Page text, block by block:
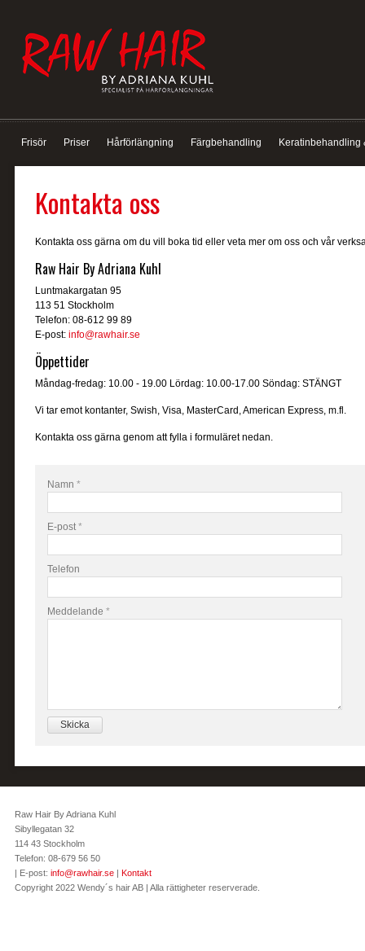
Frisör Priser Hårförlängning Färgbehandling Keratinbehandling
Kontakta oss
Kontakta oss gärna om du vill boka tid eller veta mer om oss och vår
Raw Hair By Adriana Kuhl
Luntmakargatan 95
113 51 Stockholm
Telefon: 08-612 99 89
E-post: info@rawhair.se
Öppettider
Måndag-fredag: 10.00 - 19.00 Lördag: 10.00-17.00 Söndag: STÄNGT
Vi tar emot kontanter, Swish, Visa, MasterCard, American Express, m.fl.
Kontakta oss gärna genom att fylla i formuläret nedan.
Namn *
E-post*
Telefon
Meddelande *
Raw Hair By Adriana Kuhl
Sibyllegatan 32
114 43 Stockholm
Telefon: 08-679 56 50
| E-post: info@rawhair.se | Kontakt
Copyright 2022 Wendy´s hair AB | Alla rättigheter reserverade.